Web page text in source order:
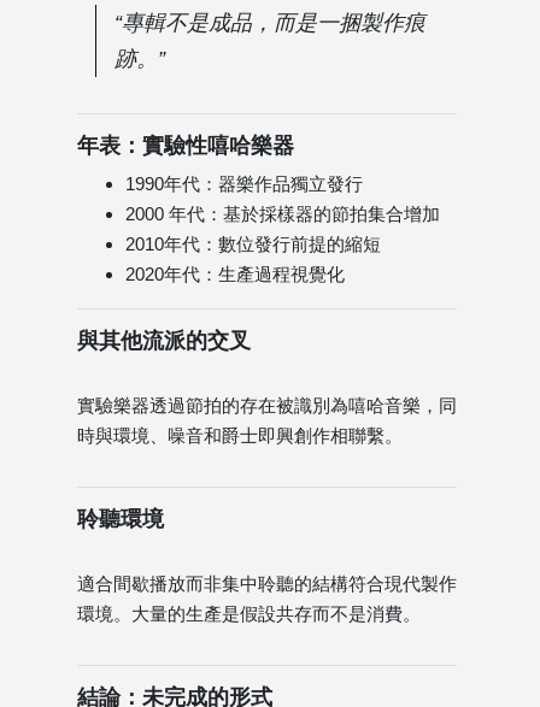
“專輯不是成品，而是一捆製作痕
跡。”
年表：實驗性嘻哈樂器
1990年代：器樂作品獨立發行
2000 年代：基於採樣器的節拍集合增加
2010年代：數位發行前提的縮短
2020年代：生產過程視覺化
與其他流派的交叉
實驗樂器透過節拍的存在被識別為嘻哈音樂，同
時與環境、噪音和爵士即興創作相聯繫。
聆聽環境
適合間歇播放而非集中聆聽的結構符合現代製作
環境。大量的生產是假設共存而不是消費。
結論：未完成的形式